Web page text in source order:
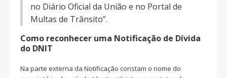
no Diário Oficial da União e no Portal de
Multas de Trânsito”.
Como reconhecer uma Notificação de Dívida
do DNIT
Na parte externa da Notificação constam o nome do